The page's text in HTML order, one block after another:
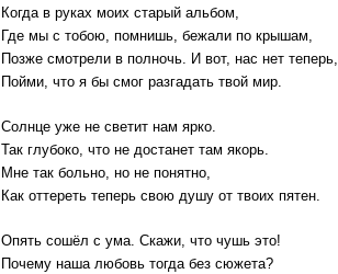
Когда в руках моих старый альбом,
Где мы с тобою, помнишь, бежали по крышам,
Позже смотрели в полночь. И вот, нас нет теперь,
Пойми, что я бы смог разгадать твой мир.
Солнце уже не светит нам ярко.
Так глубоко, что не достанет там якорь.
Мне так больно, но не понятно,
Как оттереть теперь свою душу от твоих пятен.
Опять сошёл с ума. Скажи, что чушь это!
Почему наша любовь тогда без сюжета?